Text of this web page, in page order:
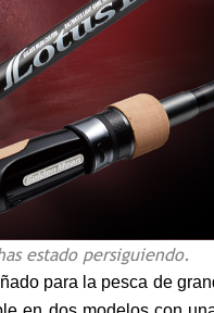
estado persiguiendo.
para la pesca de